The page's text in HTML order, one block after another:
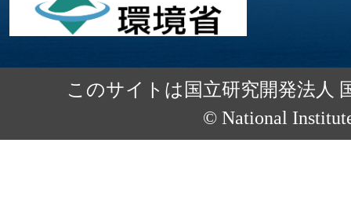
このサイトは国立研究開発法人
© National